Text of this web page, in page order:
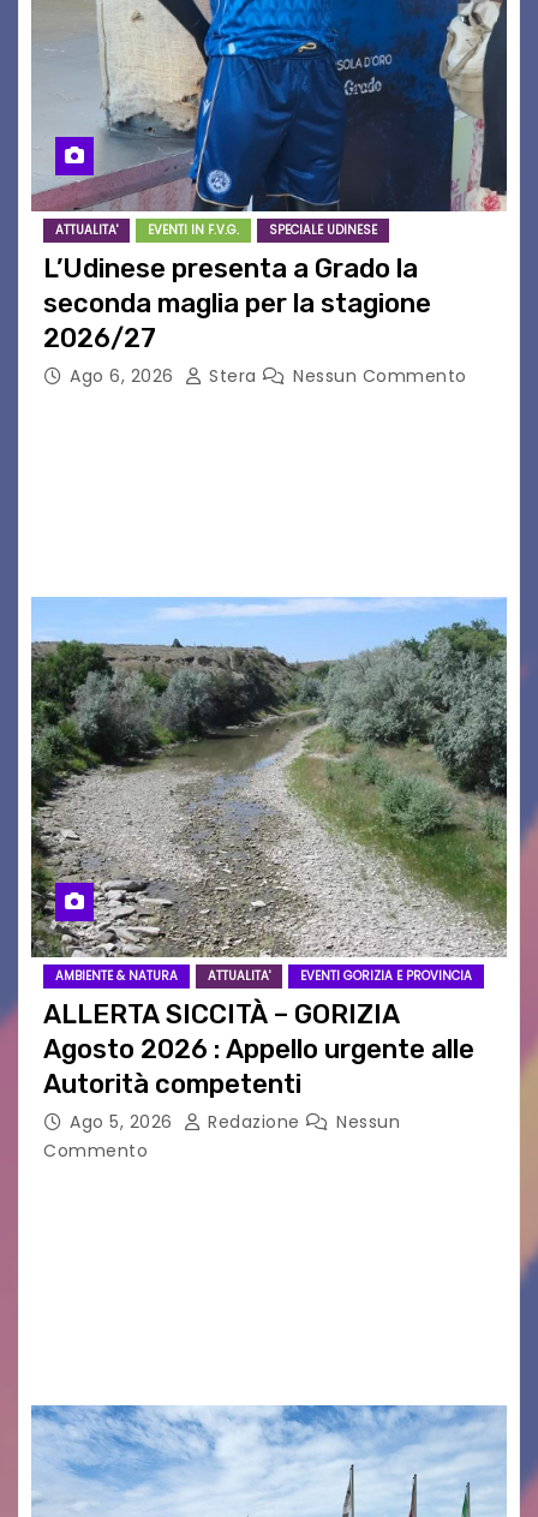
ATTUALITA' EVENTI IN F.V.G. SPECIALE UDINESE
L’Udinese presenta a Grado la
seconda maglia per la stagione
2026/27
Ago 6, 2026 Stera Nessun Commento
AMBIENTE & NATURA ATTUALITA' EVENTI GORIZIA E PROVINCIA
ALLERTA SICCITÀ – GORIZIA
Agosto 2026 : Appello urgente alle
Autorità competenti
Ago 5, 2026 Redazione
Nessun
Commento